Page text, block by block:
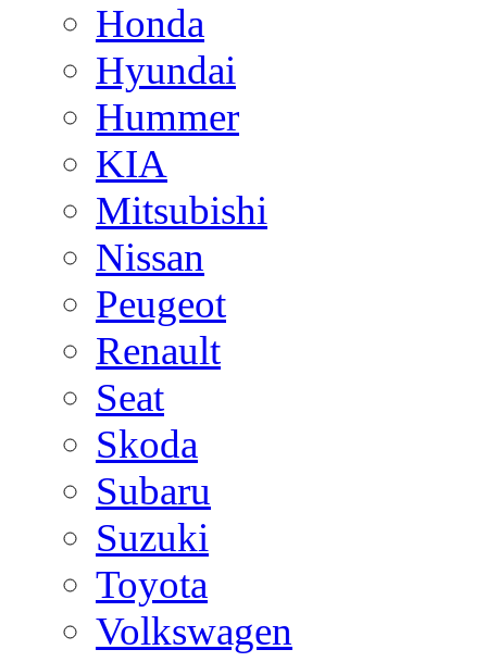
Honda
Hyundai
Hummer
KIA
Mitsubishi
Nissan
Peugeot
Renault
Seat
Skoda
Subaru
Suzuki
Toyota
Volkswagen